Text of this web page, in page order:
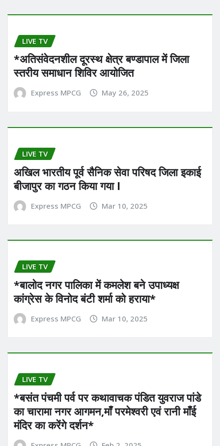
LIVE TV
*अतिसंवेदनशील दूरस्थ क्षेत्र बण्डापाल में जिला
स्तरीय समाधान शिविर आयोजित
Express MPCG May 26, 2025
LIVE TV
अखिल भारतीय पूर्व सैनिक सेवा परिषद जिला इकाई
बीजापुर का गठन किया गया l
Express MPCG Mar 10, 2025
LIVE TV
*बालोद नगर पालिका में कमलेश बने उपाध्यक्ष
कांग्रेस के विनोद बंटी शर्मा को हराया*
Express MPCG Mar 10, 2025
LIVE TV
*बसंत पंचमी पर्व पर कथावाचक पंडित युवराज पांडे
का चारामा नगर आगमन,माँ परमेश्वरी एवं रानी माँई
मंदिर का करेंगे दर्शन*